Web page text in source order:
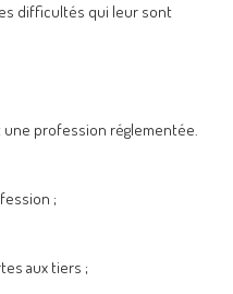
difficultés qui leur sont
profession réglementée.
;
aux tiers ;